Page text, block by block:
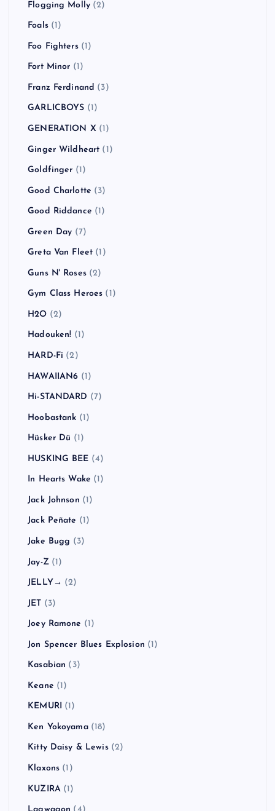
Flogging Molly (2)
Foals(1)
Foo Fighters(1)
Fort Minor (1)
Franz Ferdinand (3)
GARLICBOYS (1)
GENERATION X (1)
Ginger Wildheart (1)
Goldfinger (1)
Good Charlotte (3)
Good Riddance (1)
Green Day (7)
Greta Van Fleet (1)
Guns N' Roses(2)
Gym Class Heroes (1)
H2O (2)
Hadouken! (1)
HARD-Fi (2)
HAWAIIAN6 (1)
Hi-STANDARD (7)
Hoobastank (1)
Hüsker Dü (1)
HUSKING BEE (4)
In Hearts Wake (1)
Jack Johnson (1)
Jack Peñate (1)
Jake Bugg (3)
Jay-Z(1)
JELLY→ (2)
JET (3)
Joey Ramone (1)
Jon Spencer Blues Explosion (1)
Kasabian (3)
Keane (1)
KEMURI (1)
Ken Yokoyama(18)
Kitty Daisy & Lewis(2)
Klaxons (1)
KUZIRA(1)